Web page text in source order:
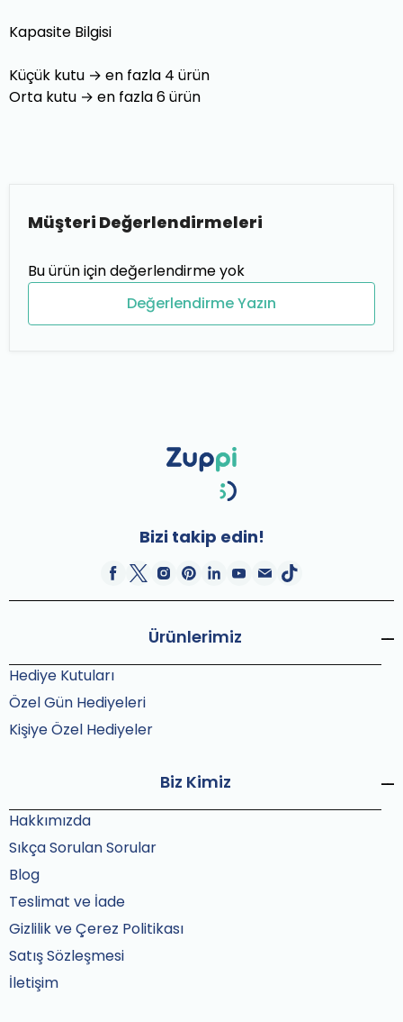
Kapasite Bilgisi
Küçük kutu → en fazla 4 ürün
Orta kutu → en fazla6ürün
Müşteri Değerlendirmeleri
Bu ürün için değerlendirme yok
Değerlendirme Yazın
Bizi takip edin!
Ürünlerimiz
Hediye Kutuları
Özel Gün Hediyeleri
Kişiye Özel Hediyeler
Biz Kimiz
Hakkımızda
Sıkça Sorulan Sorular
Blog
Teslimat ve İade
Gizlilik ve Çerez Politikası
Satış Sözleşmesi
İletişim